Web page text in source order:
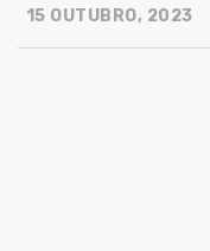
15 OUTUBRO, 2023